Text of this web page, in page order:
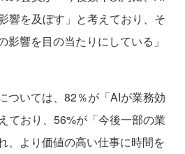
響を及ぼす」と考えており、そ
影響を目の当たりにしている」
ついては、82％が「AIが業務効
ており、56%が「今後一部の業
、より価値の高い仕事に時間を